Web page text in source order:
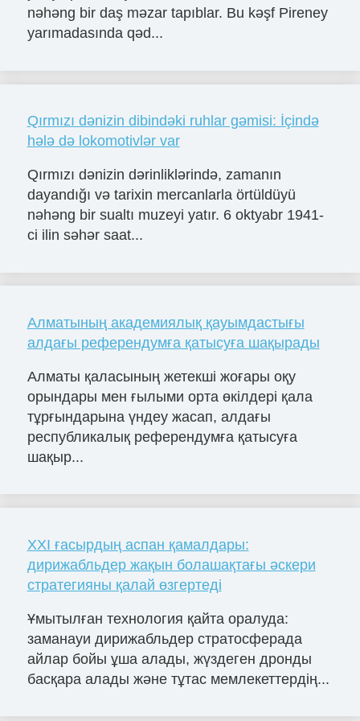
nəhəng bir daş məzar tapıblar. Bu kəşf Pireney
yarımadasında qəd...
Qırmızı dənizin dibindəki ruhlar gəmisi: İçində
hələ də lokomotivlər var
Qırmızı dənizin dərinliklərində, zamanın
dayandığı və tarixin mercanlarla örtüldüyü
nəhəng bir sualtı muzeyi yatır. 6 oktyabr 1941-
ci ilin səhər saat...
Алматының академиялық қауымдастығы
алдағы референдумға қатысуға шақырады
Алматы қаласының жетекші жоғары оқу
орындары мен ғылыми орта өкілдері қала
тұрғындарына үндеу жасап, алдағы
республикалық референдумға қатысуға
шақыр...
XXI ғасырдың аспан қамалдары:
дирижабльдер жақын болашақтағы әскери
стратегияны қалай өзгертеді
Ұмытылған технология қайта оралуда:
заманауи дирижабльдер стратосферада
айлар бойы ұша алады, жүздеген дронды
басқара алады және тұтас мемлекеттердің...